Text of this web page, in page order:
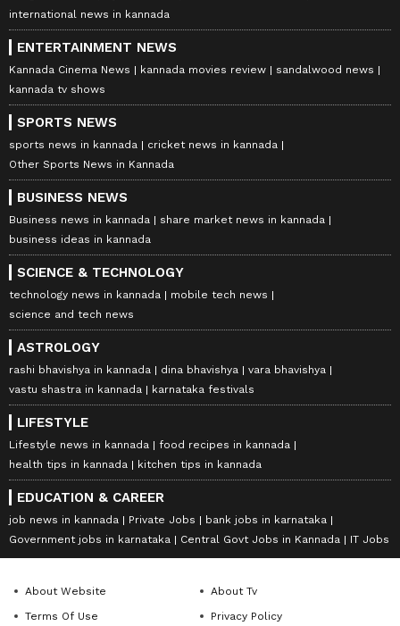
international news in kannada
ENTERTAINMENT NEWS
Kannada Cinema News kannada movies review
sandalwood news
kannada tv shows
SPORTS NEWS
sports news in kannada
cricket news in kannada
Other Sports News in Kannada
BUSINESS NEWS
Business news in kannada
share market news in kannada
business ideas in kannada
SCIENCE & TECHNOLOGY
technology news in kannada
mobile tech news
science and tech news
ASTROLOGY
rashi bhavishya in kannada dina bhavishya
vara bhavishya
vastu shastra in kannada
karnataka festivals
LIFESTYLE
Lifestyle news in kannada
food recipes in kannada
health tips in kannada
kitchen tips in kannada
EDUCATION & CAREER
job news in kannada Private Jobs
bank jobs in karnataka
Government jobs in karnataka
Central Govt Jobs in Kannada IT Jobs
About Website
About Tv
Terms Of Use
Privacy Policy